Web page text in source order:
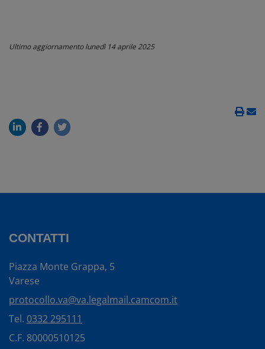
Ultimo aggiornamentolunedì 14 aprile 2025
CONTATTI
Piazza Monte Grappa, 5
Varese
protocollo.va@va.legalmail.camcom.it
Tel. 0332 295111
C.F. 80000510125